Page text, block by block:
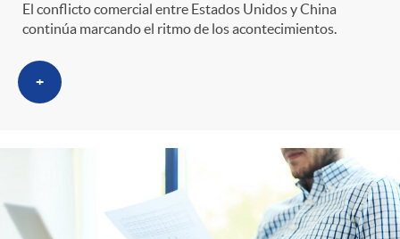
El conflicto comercial entre Estados Unidos y China
continúa marcando el ritmo de los acontecimientos.
+